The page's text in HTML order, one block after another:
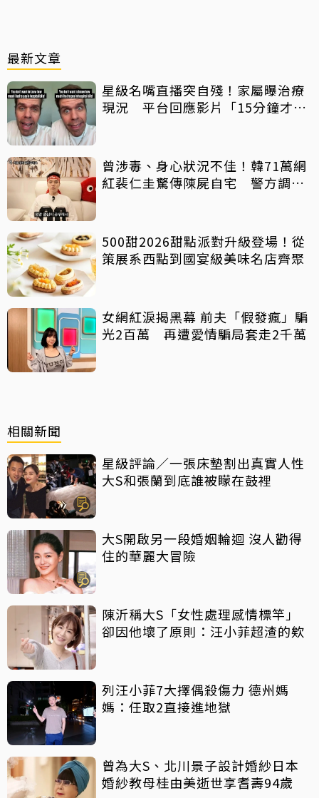
最新文章
星級名嘴直播突自殘！家屬曝治療
現況 平台回應影片「15分鐘才下
曾涉毒、身心狀況不佳！韓71萬網
紅裴仁圭驚傳陳屍自宅 警方調查
500甜2026甜點派對升級登場！從
策展系西點到國宴級美味名店齊聚
女網紅淚揭黑幕 前夫「假發瘋」騙
光2百萬 再遭愛情騙局套走2千萬
相關新聞
星級評論／一張床墊割出真實人性
大S和張蘭到底誰被矇在鼓裡
大S開啟另一段婚姻輪迴 沒人勸得
住的華麗大冒險
陳沂稱大S「女性處理感情標竿」
卻因他壞了原則：汪小菲超渣的欸
列汪小菲7大擇偶殺傷力 德州媽
媽：任取2直接進地獄
曾為大S、北川景子設計婚紗日本
婚紗教母桂由美逝世享耆壽94歲